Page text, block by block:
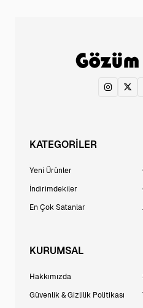
KATEGORİLER
Yeni Ürünler
İndirimdekiler
En Çok Satanlar
KURUMSAL
Hakkımızda
Güvenlik & Gizlilik Politikası